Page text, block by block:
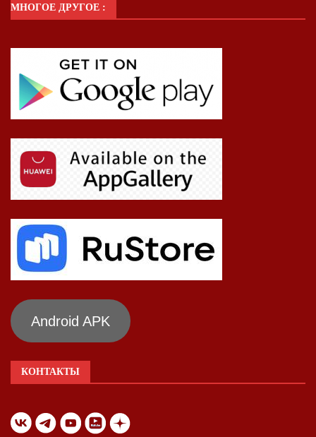
МНОГОЕ ДРУГОЕ :
Android APK
КОНТАКТЫ